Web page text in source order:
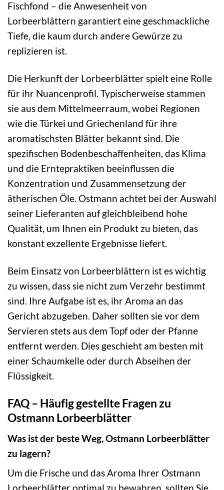
Fischfond – die Anwesenheit von
Lorbeerblättern garantiert eine geschmackliche
Tiefe, die kaum durch andere Gewürze zu
replizieren ist.
Die Herkunft der Lorbeerblätter spielt eine Rolle
für ihr Nuancenprofil. Typischerweise stammen
sie aus dem Mittelmeerraum, wobei Regionen
wie die Türkei und Griechenland für ihre
aromatischsten Blätter bekannt sind. Die
spezifischen Bodenbeschaffenheiten, das Klima
und die Erntepraktiken beeinflussen die
Konzentration und Zusammensetzung der
ätherischen Öle. Ostmann achtet bei der Auswahl
seiner Lieferanten auf gleichbleibend hohe
Qualität, um Ihnen ein Produkt zu bieten, das
konstant exzellente Ergebnisse liefert.
Beim Einsatz von Lorbeerblättern ist es wichtig
zu wissen, dass sie nicht zum Verzehr bestimmt
sind. Ihre Aufgabe ist es, ihr Aroma an das
Gericht abzugeben. Daher sollten sie vor dem
Servieren stets aus dem Topf oder der Pfanne
entfernt werden. Dies geschieht am besten mit
einer Schaumkelle oder durch Abseihen der
Flüssigkeit.
FAQ – Häufig gestellte Fragen zu
Ostmann Lorbeerblätter
Was ist der beste Weg, Ostmann Lorbeerblätter
zu lagern?
Um die Frische und das Aroma Ihrer Ostmann